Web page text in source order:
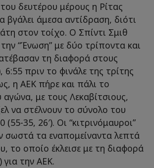
δευτέρου μέρους η Ρίτας
άμεσα αντίδραση, διότι
στον τοίχο. Ο Σπίντι Σμιθ
“Ένωση” με δύο τρίποντα και
τη διαφορά στους
πριν το φινάλε της τρίτης
η ΑΕΚ πήρε και πάλι το
με τους Λεκαβίτσιους,
να στέλνουν το σύνολο του
35, 26′). Οι “κιτρινόμαυροι”
σωστά τα εναπομείναντα λεπτά
το οποίο έκλεισε με τη διαφορά
για την ΑΕΚ.